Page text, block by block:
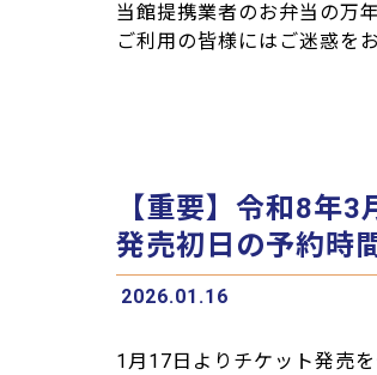
当館提携業者のお弁当の万
ご利用の皆様にはご迷惑を
【重要】令和8年
発売初日の予約時
2026.01.16
1月17日よりチケット発売を